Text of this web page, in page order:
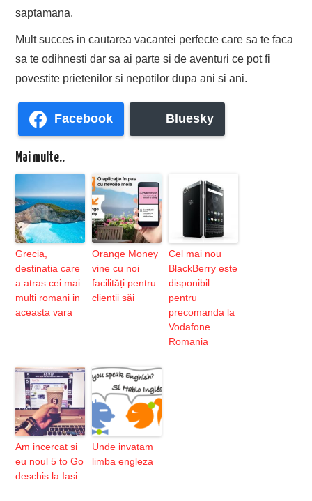
saptamana.
Mult succes in cautarea vacantei perfecte care sa te faca
sa te odihnesti dar sa ai parte si de aventuri ce pot fi
povestite prietenilor si nepotilor dupa ani si ani.
Facebook Bluesky
Mai multe..
Grecia,
destinatia care
a atras cei mai
multi romani in
aceasta vara
Orange Money
vine cu noi
facilități pentru
clienții săi
Cel mai nou
BlackBerry este
disponibil
pentru
precomanda la
Vodafone
Romania
Am incercat si
eu noul 5 to Go
deschis la Iasi
Unde invatam
limba engleza